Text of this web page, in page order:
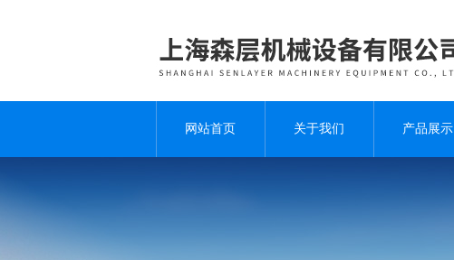
网站首页 关于我们 产品展示